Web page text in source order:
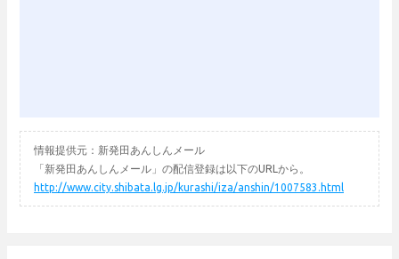
情報提供元：新発田あんしんメール
「新発田あんしんメール」の配信登録は以下のURLから。
http://www.city.shibata.lg.jp/kurashi/iza/anshin/1007583.html